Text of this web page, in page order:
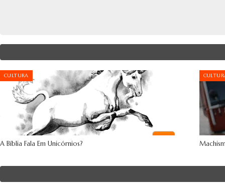
CULTURA
A Bíblia Fala Em Unicórnios?